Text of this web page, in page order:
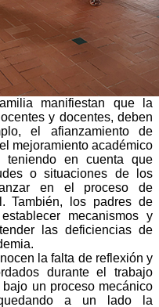
manifiestan que la
y docentes, deben
el afianzamiento de
mejoramiento académico
teniendo en cuenta que
o situaciones de los
en el proceso de
También, los padres de
mecanismos y
las deficiencias de
la falta de reflexión y
durante el trabajo
un proceso mecánico
a un lado la